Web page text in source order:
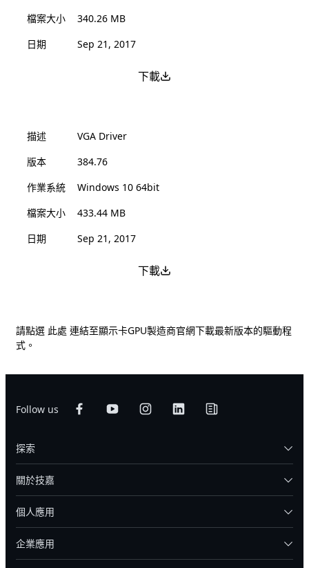
檔案大小
340.26 MB
日期
Sep 21, 2017
下載
描述
VGA Driver
版本
384.76
作業系統
Windows 10 64bit
檔案大小
433.44 MB
日期
Sep 21, 2017
下載
請點選 此處 連結至顯示卡GPU製造商官網下載最新版本的驅動程
式。
Follow us
探索
關於技嘉
個人應用
企業應用